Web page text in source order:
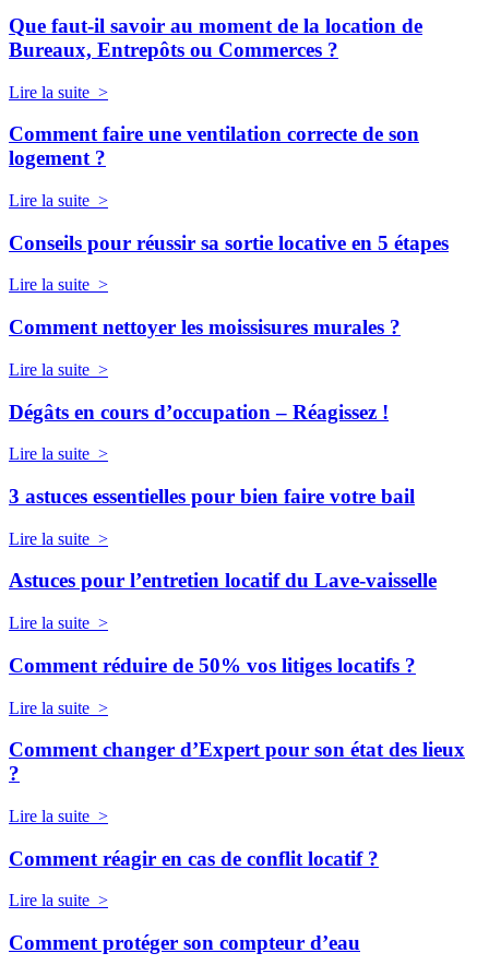
Que faut-il savoir au moment de la location de
Bureaux, Entrepôts ou Commerces ?
Lire la suite >
Comment faire une ventilation correcte de son
logement ?
Lire la suite >
Conseils pour réussir sa sortie locative en 5 étapes
Lire la suite >
Comment nettoyer les moissisures murales ?
Lire la suite >
Dégâts en cours d’occupation – Réagissez !
Lire la suite >
3 astuces essentielles pour bien faire votre bail
Lire la suite >
Astuces pour l’entretien locatif du Lave-vaisselle
Lire la suite >
Comment réduire de 50% vos litiges locatifs ?
Lire la suite >
Comment changer d’Expert pour son état des lieux
?
Lire la suite >
Comment réagir en cas de conflit locatif ?
Lire la suite >
Comment protéger son compteur d’eau